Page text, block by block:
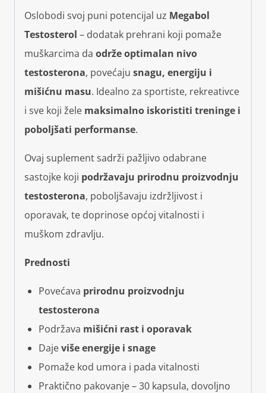
Oslobodi svoj puni potencijal uz Megabol
Testosterol – dodatak prehrani koji pomaže
muškarcima da održe optimalan nivo
testosterona, povećaju snagu, energiju i
mišićnu masu. Idealno za sportiste, rekreativce
i sve koji žele maksimalno iskoristiti treninge i
poboljšati performanse.
Ovaj suplement sadrži pažljivo odabrane
sastojke koji podržavaju prirodnu proizvodnju
testosterona, poboljšavaju izdržljivost i
oporavak, te doprinose općoj vitalnosti i
muškom zdravlju.
Prednosti
Povećava prirodnu proizvodnju
testosterona
Podržava mišićni rast i oporavak
Dajeviše energije i snage
Pomaže kod umora i pada vitalnosti
Praktično pakovanje – 30 kapsula, dovoljno